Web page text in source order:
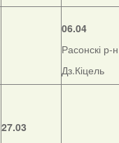
06.04
Расонскі р-
Дз.Кіцель
27.03